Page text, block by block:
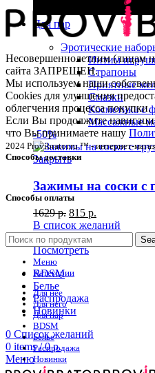
Для пар
Эротические
Интим
Страпоны
Приятные
Смазки
Косметика с
Массажные
-50%
Закрыть
Зажимы на соски с
1629р. 815 р.
В список желаний
В корзину
Посмотреть
BDSM
Белье
Распродажа
Новинки
0 Список желаний
0 items / 0р.
Меню
Несовершеннолетним (лицам
сайта ЗАПРЕЩЕН.
Мы используем наши
Cookies для улучшения
облегчения процесса покупки.
Если Вы продолжите
что Вы принимаете нашу
2024 Provibrator.ru ™ - интернет-
Способы доставки
Способы оплаты
Меню
Категории
Для нее
Для него
Для пар
BDSM
Белье
Распродажа
Новинки